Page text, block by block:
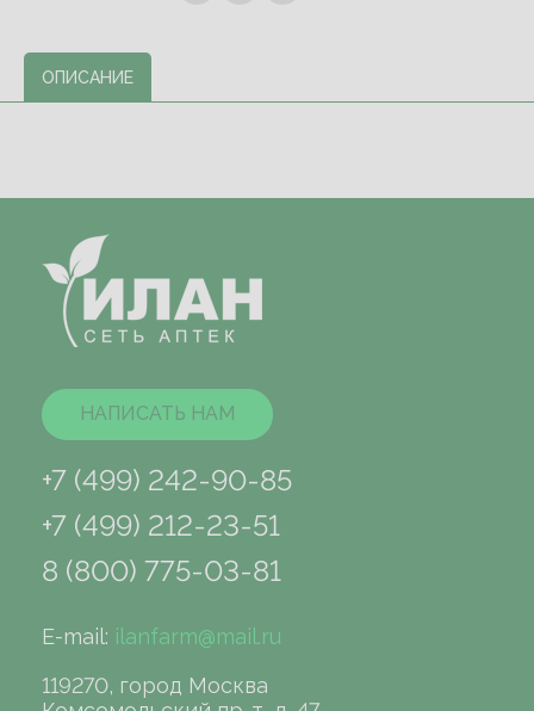
ОПИСАНИЕ
НАПИСАТЬ НАМ
+7 (499) 242-90-85
+7 (499) 212-23-51
8 (800) 775-03-81
E-mail: ilanfarm@mail.ru
119270, город Москва